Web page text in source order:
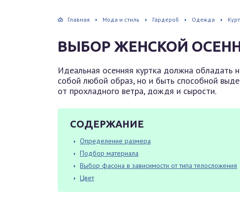
Главная Мода и стиль Гардероб Одежда
ВЫБОР ЖЕНСКОЙ
Идеальная осенняя куртка должна обладать
собой любой образ, но и быть способной
от прохладного ветра, дождя и сырости.
СОДЕРЖАНИЕ
Определение размера
Подбор материала
Выбор фасона в зависимости от типа телосложения
Цвет